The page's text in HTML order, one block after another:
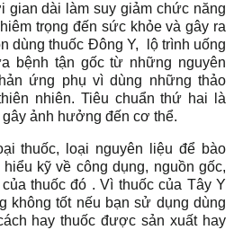
gian dài làm suy giảm chức năng
trọng đến sức khỏe và gây ra
dùng thuốc Đông Y, lộ trình uống
bệnh tận gốc từ những nguyên
ứng phụ vì dùng những thảo
nhiên. Tiêu chuẩn thứ hai là
ảnh hưởng đến cơ thể.
thuốc, loại nguyên liệu để bào
kỹ về công dụng, nguồn gốc,
thuốc đó . Vì thuốc của Tây Y
không tốt nếu bạn sử dụng dùng
hay thuốc được sản xuất hay